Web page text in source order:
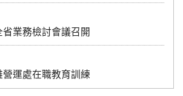
省業務檢討會議召開
營運處在職教育訓練